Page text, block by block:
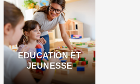
EDUCATION ET
JEUNESSE